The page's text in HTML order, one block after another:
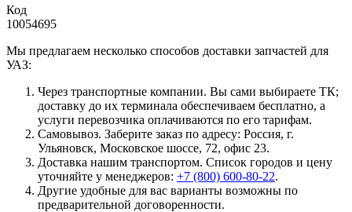
Код
10054695
Мы предлагаем несколько способов доставки запчастей для
УАЗ:
Через транспортные компании. Вы сами выбираете ТК;
доставку до их терминала обеспечиваем бесплатно, а
услуги перевозчика оплачиваются по его тарифам.
Самовывоз. Заберите заказ по адресу: Россия, г.
Ульяновск, Московское шоссе, 72, офис 23.
Доставка нашим транспортом. Список городов и цену
уточняйте у менеджеров: +7 (800) 600-80-22.
Другие удобные для вас варианты возможны по
предварительной договоренности.